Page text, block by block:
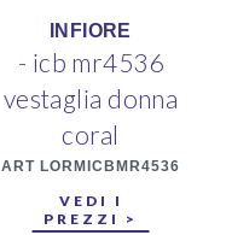
INFIORE
- icb mr4536
vestaglia donna
coral
ART LORMICBMR4536
VEDI I
PREZZI >